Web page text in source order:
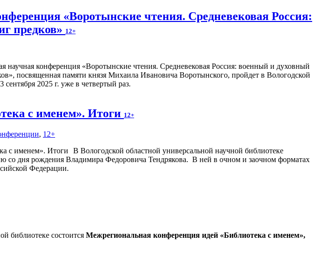
«Воротынские чтения. Средневековая Россия:
предков» 12+
научная конференция «Воротынские чтения. Средневековая Россия: военный и духовный
посвященная памяти князя Михаила Ивановича Воротынского, пройдет в Вологодской
сентября 2025 г. уже в четвертый раз.
с именем». Итоги 12+
, 12+
В Вологодской областной универсальной научной библиотеке
со дня рождения Владимира Федоровича Тендрякова. В ней в очном и заочном форматах
Федерации.
библиотеке состоится Межрегиональная конференция идей «Библиотека с именем»,